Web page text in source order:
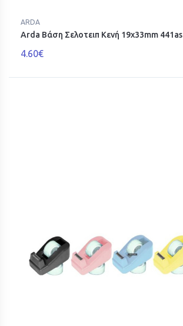
ARDA
Arda Βάση Σελοτειπ Κενή 19x33mm 441as
4.60€